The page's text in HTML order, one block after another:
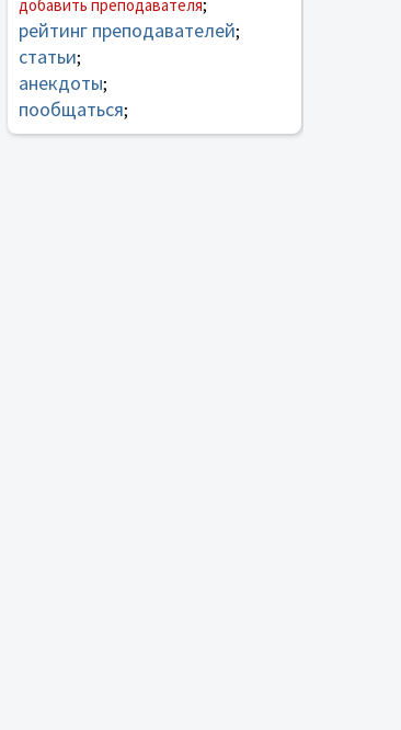
добавить преподавателя;
рейтинг преподавателей;
статьи;
анекдоты;
пообщаться;